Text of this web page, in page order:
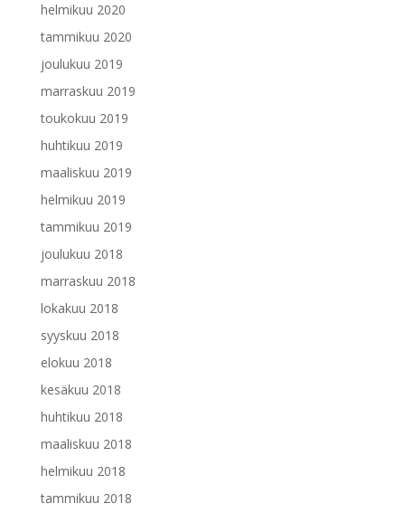
helmikuu 2020
tammikuu 2020
joulukuu 2019
marraskuu 2019
toukokuu 2019
huhtikuu 2019
maaliskuu 2019
helmikuu 2019
tammikuu 2019
joulukuu 2018
marraskuu 2018
lokakuu 2018
syyskuu 2018
elokuu 2018
kesäkuu 2018
huhtikuu 2018
maaliskuu 2018
helmikuu 2018
tammikuu 2018